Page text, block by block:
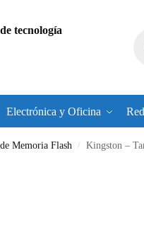
Electrónica y Oficina
Memoria Flash / Kingston –